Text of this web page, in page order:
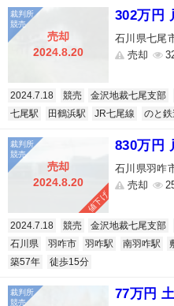
売却
2024.8.20
302万円
石川県七尾
売却
2024.7.18 競売 金沢地裁七尾支部
七尾駅
田鶴浜駅 JR七尾線 のと
売却
2024.8.20
値下げ
830万円
石川県羽咋
売却
2024.7.18 競売 金沢地裁七尾支部
石川県
羽咋市 羽咋駅 南羽咋駅
築57年
徒歩15分
77万円